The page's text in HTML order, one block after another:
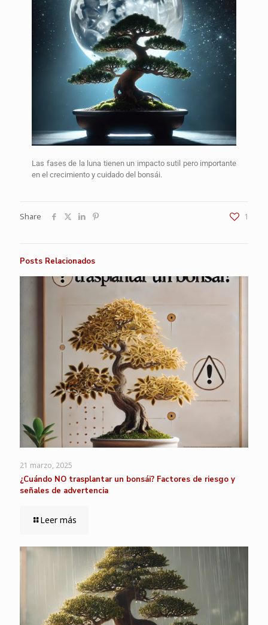
Las fases de la luna tienen un impacto sutil pero importante
en el crecimiento y cuidado del bonsái.
Share 1
Posts Relacionados
21 marzo, 2025
¿Cuándo NO trasplantar un bonsái? Factores de riesgo y
señales de advertencia
Leer más